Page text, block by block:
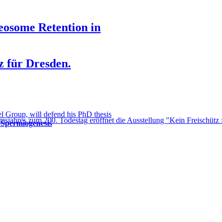
Retention in
Group, will defend his PhD thesis
für Dresden.
zum 200. Todestag eröffnet die Ausstellung "Kein